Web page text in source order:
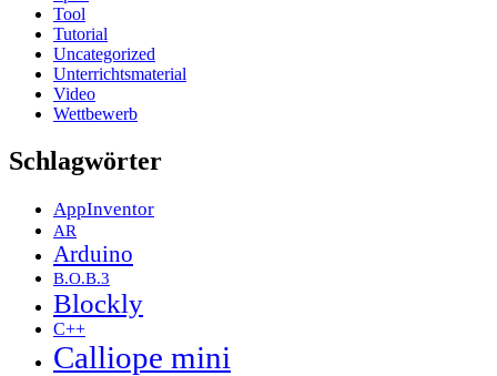
Tool
Tutorial
Uncategorized
Unterrichtsmaterial
Video
Wettbewerb
Schlagwörter
AppInventor
AR
Arduino
B.O.B.3
Blockly
C++
Calliope mini